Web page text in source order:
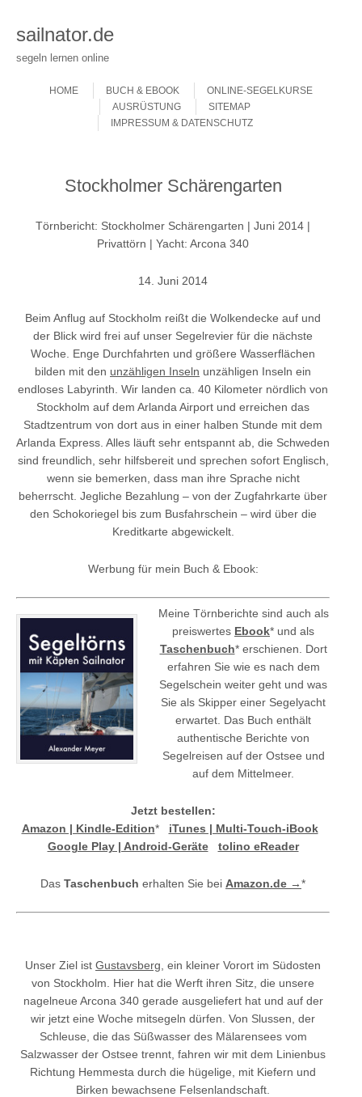
sailnator.de
segeln lernen online
MenuHOME
BUCH & EBOOK
ONLINE-SEGELKURSE
AUSRÜSTUNG
SITEMAP
IMPRESSUM & DATENSCHUTZ
Stockholmer Schärengarten
Törnbericht: Stockholmer Schärengarten | Juni 2014 |
Privattörn | Yacht: Arcona 340
14. Juni 2014
Beim Anflug auf Stockholm reißt die Wolkendecke auf und
der Blick wird frei auf unser Segelrevier für die nächste
Woche. Enge Durchfahrten und größere Wasserflächen
bilden mit den unzähligen Inseln unzähligen Inseln ein
endloses Labyrinth. Wir landen ca. 40 Kilometer nördlich von
Stockholm auf dem Arlanda Airport und erreichen das
Stadtzentrum von dort aus in einer halben Stunde mit dem
Arlanda Express. Alles läuft sehr entspannt ab, die Schweden
sind freundlich, sehr hilfsbereit und sprechen sofort Englisch,
wenn sie bemerken, dass man ihre Sprache nicht
beherrscht. Jegliche Bezahlung – von der Zugfahrkarte über
den Schokoriegel bis zum Busfahrschein – wird über die
Kreditkarte abgewickelt.
Werbung für mein Buch & Ebook:
Meine Törnberichte sind auch als
preiswertes Ebook* und als
Taschenbuch* erschienen. Dort
erfahren Sie wie es nach dem
Segelschein weiter geht und was
Sie als Skipper einer Segelyacht
erwartet. Das Buch enthält
authentische Berichte von
Segelreisen auf der Ostsee und
auf dem Mittelmeer.
Jetzt bestellen:
Amazon | Kindle-Edition* iTunes | Multi-Touch-iBook
Google Play | Android-Geräte
tolino eReader
Das Taschenbuch erhalten Sie bei Amazon.de →*
Unser Ziel ist Gustavsberg , ein kleiner Vorort im Südosten
von Stockholm. Hier hat die Werft ihren Sitz, die unsere
nagelneue Arcona 340 gerade ausgeliefert hat und auf der
wir jetzt eine Woche mitsegeln dürfen. Von Slussen, der
Schleuse, die das Süßwasser des Mälarensees vom
Salzwasser der Ostsee trennt, fahren wir mit dem Linienbus
Richtung Hemmesta durch die hügelige, mit Kiefern und
Birken bewachsene Felsenlandschaft.